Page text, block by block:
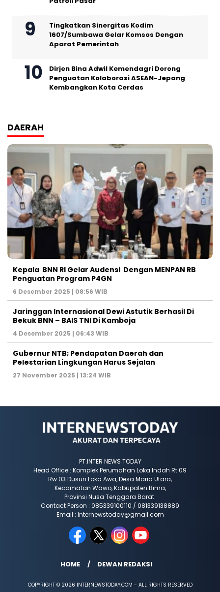
Tingkatkan Sinergitas Kodim
1607/Sumbawa Gelar Komsos Dengan
Aparat Pemerintah
Dirjen Bina Adwil Kemendagri Dorong
Penguatan Kolaborasi ASEAN-Jepang
Kembangkan Kota Cerdas
DAERAH
Kepala BNN RI Gelar Audensi Dengan MENPAN RB
Penguatan Program P4GN
6 Desember 2025 | 08:56 WIB
Jaringgan Internasional Dewi Astutik Berhasil Di
Bekuk BNN – BAIS TNI Di Kamboja
4 Desember 2025 | 06:43 WIB
Gubernur NTB; Pendapatan Daerah dan
Pelestarian Lingkungan Harus Sejalan
27 November 2025 | 13:24 WIB
PT.INTER NEWS TODAY
Head Office : Komplek Perumahan Loka Indah Rt 09
Rw 03 Dusun Loka Awa, Desa Maria Utara,
Kecamatan Wawo, Kabupaten Bima,
Provinsi Nusa Tenggara Barat.
Contact Person : 085339100110 / 081339138889
Email : Internewstoday@gmail.com
HOME DEWAN REDAKSI
COPYRIGHT © 2026 INTERNEWSTODAY.COM - ALL RIGHTS RESERVED